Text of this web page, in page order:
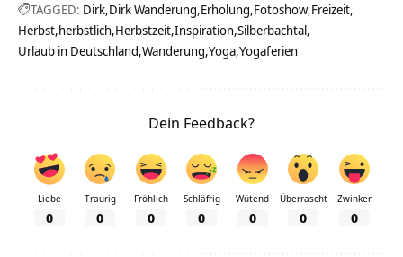
TAGGED: Dirk Dirk Wanderung Erholung Fotoshow Freizeit
Herbst herbstlich Herbstzeit Inspiration Silberbachtal
Urlaub in Deutschland Wanderung Yoga Yogaferien
Dein Feedback?
Liebe
0
Traurig
0
Fröhlich
0
Schläfrig
0
Wütend
0
Überrascht
0
Zwinker
0